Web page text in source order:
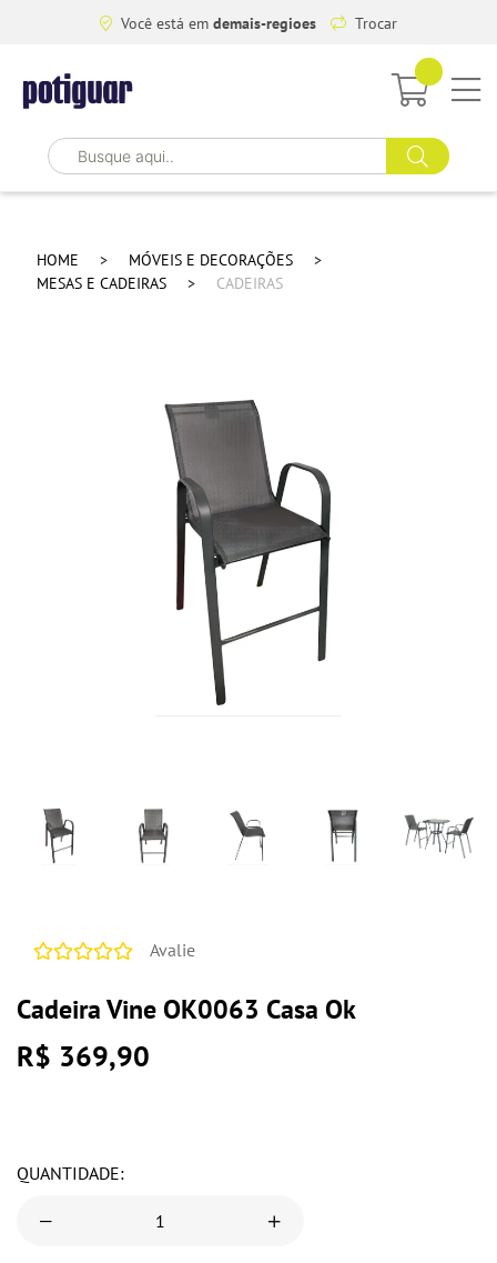
Você está em demais-regioes Trocar
HOME
MÓVEIS E DECORAÇÕES
MESAS E CADEIRAS
CADEIRAS
Avalie
Cadeira Vine OK0063 Casa Ok
R$ 369,90
QUANTIDADE: